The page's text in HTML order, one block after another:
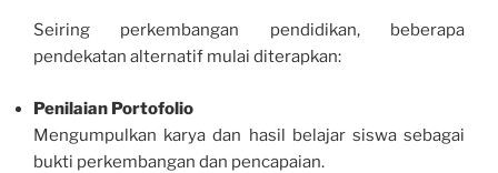
Seiring perkembangan pendidikan, beberapa
pendekatan alternatif mulai diterapkan:
Penilaian Portofolio
Mengumpulkan karya dan hasil belajar siswa sebagai
bukti perkembangan dan pencapaian.